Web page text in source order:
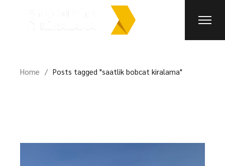
Home Posts tagged "saatlik bobcat kiralama"